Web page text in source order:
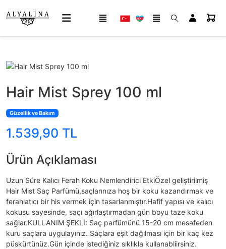
Hair Mist Sprey 100 ml
Güzellik ve Bakım
1.539,90 TL
Ürün Açıklaması
Uzun Süre Kalıcı Ferah Koku Nemlendirici EtkiÖzel geliştirilmiş
Hair Mist Saç Parfümü,saçlarınıza hoş bir koku kazandırmak ve
ferahlatıcı bir his vermek için tasarlanmıştır.Hafif yapısı ve kalıcı
kokusu sayesinde, saçı ağırlaştırmadan gün boyu taze koku
sağlar.KULLANIM ŞEKLİ: Saç parfümünü 15-20 cm mesafeden
kuru saçlara uygulayınız. Saçlara eşit dağılması için bir kaç kez
püskürtünüz.Gün içinde istediğiniz sıklıkla kullanabliirsiniz.